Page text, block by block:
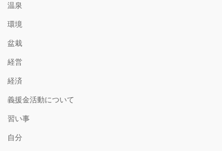
温泉
環境
盆栽
経営
経済
義援金活動について
習い事
自分